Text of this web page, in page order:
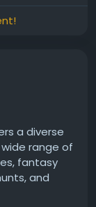
a diverse
range of
fantasy
and